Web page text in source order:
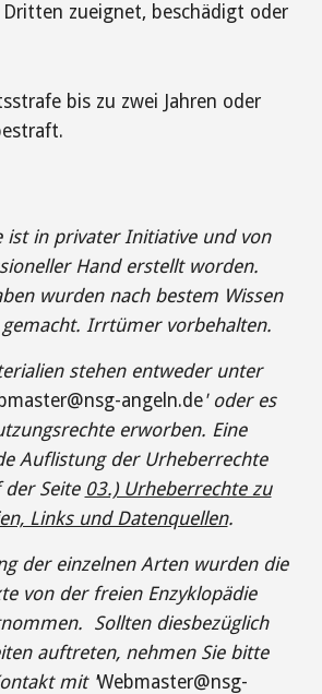
zueignet, beschädigt oder
bis zu zwei Jahren oder
ist in privater Initiative und von
Hand erstellt worden.
wurden nach bestem Wissen
gemacht. Irrtümer vorbehalten.
stehen entweder unter
angeln.de' oder es
erworben. Eine
Auflistung der Urheberrechte
der Seite 03.) Urheberrechte zu
Links und Datenquellen.
der einzelnen Arten wurden die
von der freien Enzyklopädie
Sollten diesbezüglich
auftreten, nehmen Sie bitte
mit 'Webmaster@nsg-